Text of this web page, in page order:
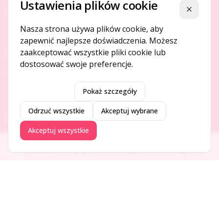
Platforma ogłoszeń i firm, która łączy ludzi i rozwija biznes
O NAS
DODAJ I PROMUJ
Dodaj ogłoszenie
Dodaj firmę
Ogłoszenia Aktualności Firmy Blog
Ustawienia plików cookie Zamknij
Nasza strona używa plików cookie, aby
zapewnić najlepsze doświadczenia. Możesz
zaakceptować wszystkie pliki cookie lub
dostosować swoje preferencje.
Pokaż szczegóły
Odrzuć wszystkie Akceptuj wybrane
Akceptuj wszystkie